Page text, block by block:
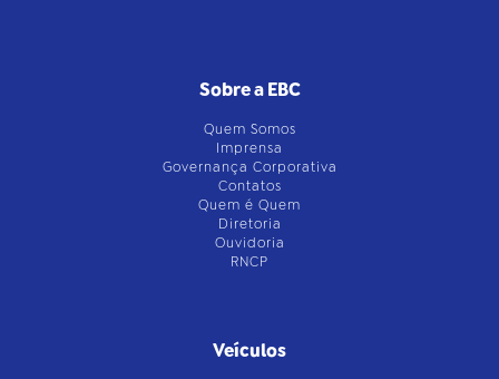
Sobre a EBC
Quem Somos
Imprensa
Governança Corporativa
Contatos
Quem é Quem
Diretoria
Ouvidoria
RNCP
Veículos